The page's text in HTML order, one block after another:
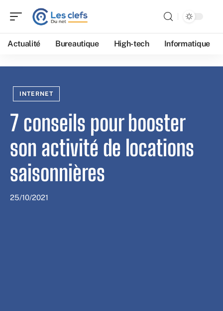
Actualité Bureautique High-tech Informatique
INTERNET
7 conseils pour booster
son activité de locations
saisonnières
25/10/2021